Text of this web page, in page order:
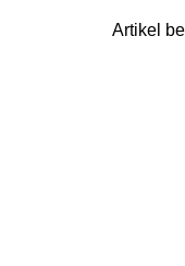
Artikel